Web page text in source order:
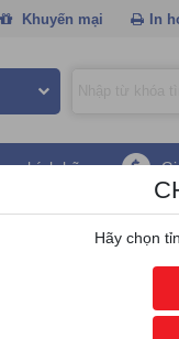
Khuyến mại In
chính hãng
máy tính / Màn hình Asus /
-
Hãy chọn